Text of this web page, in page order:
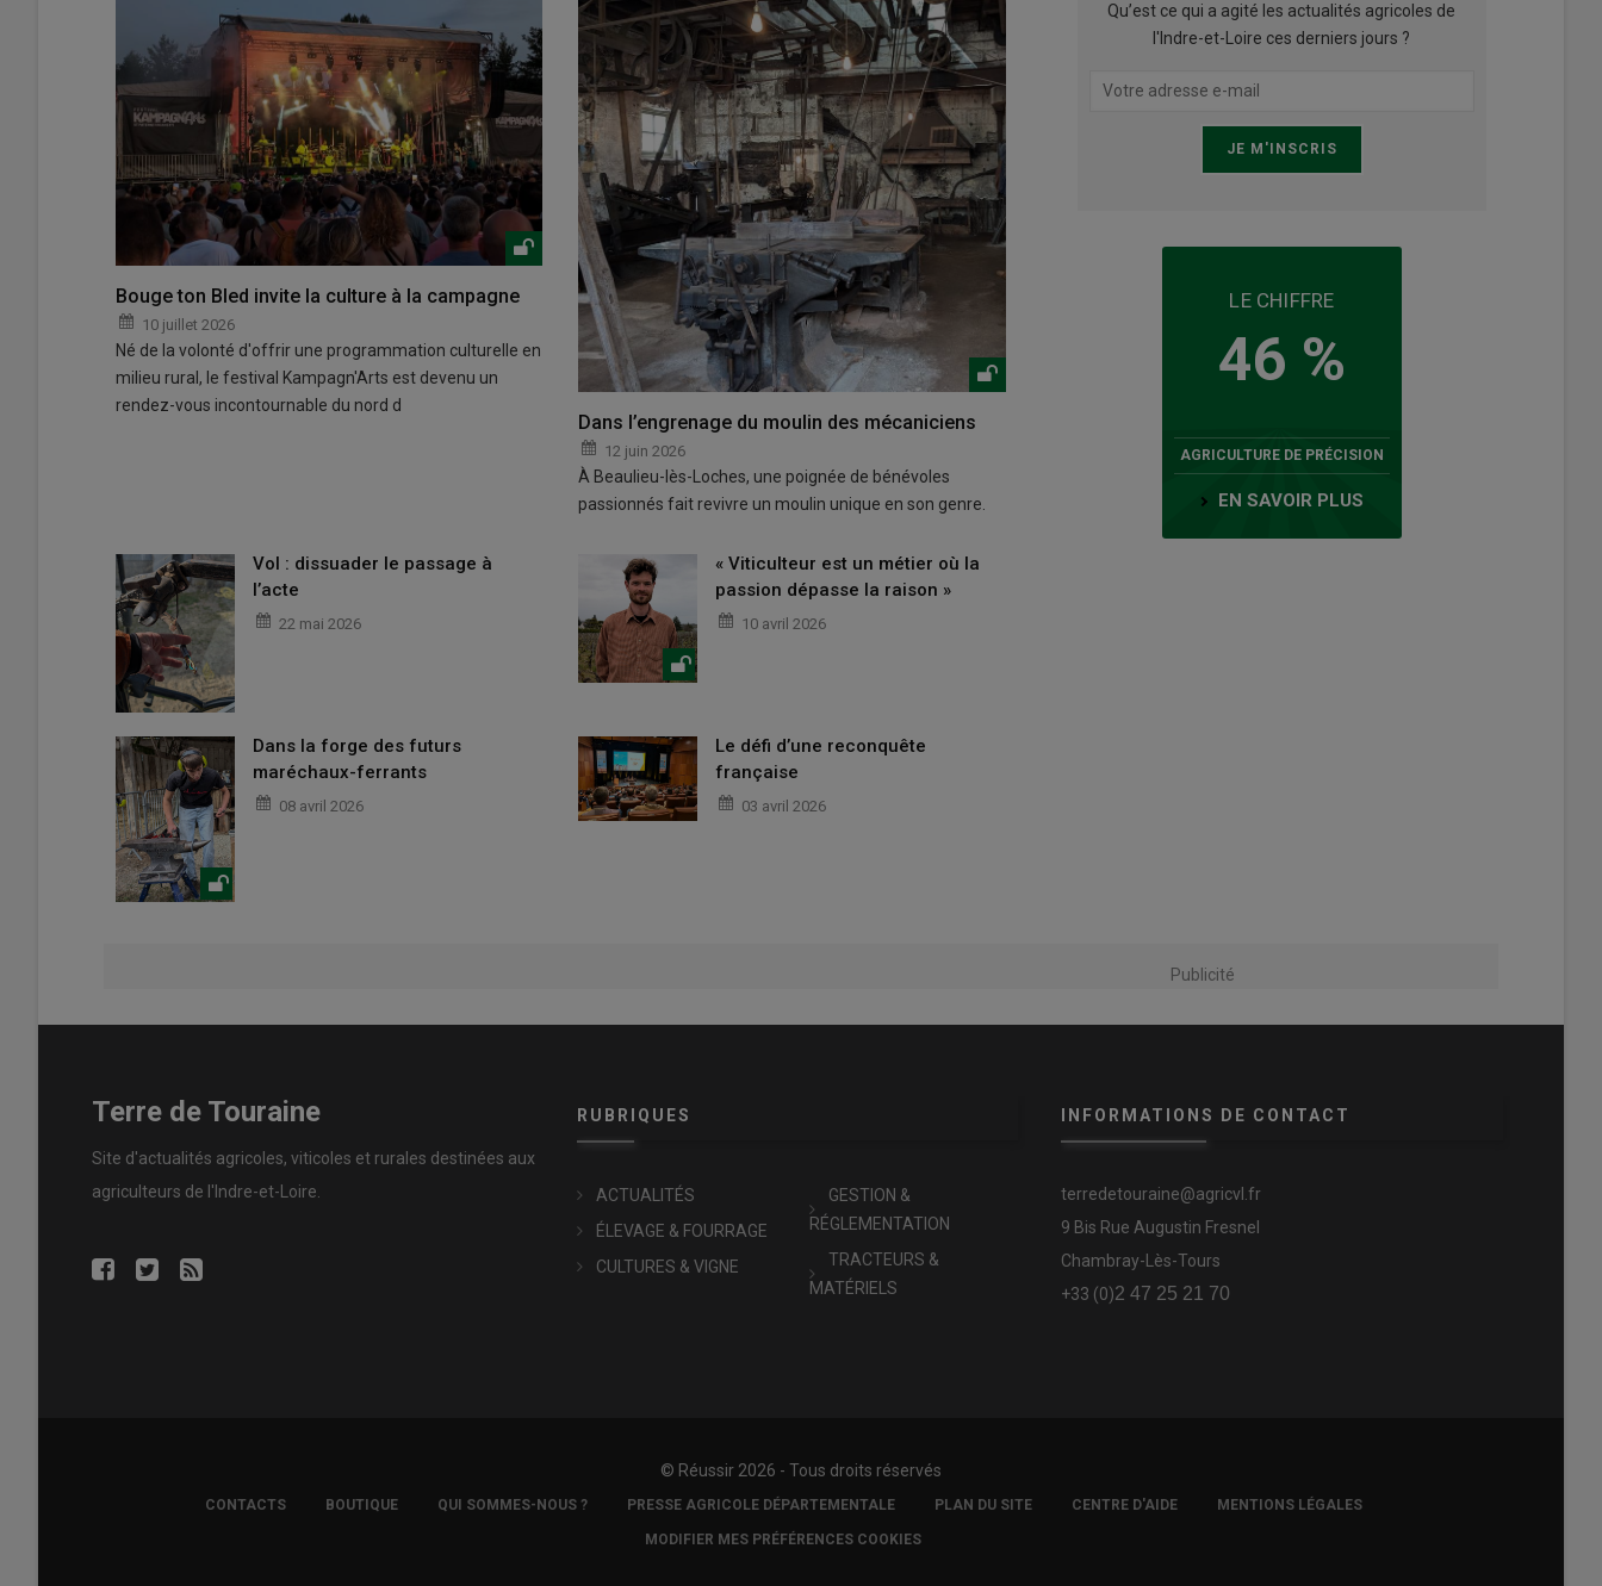
Bouge ton Bled invite la culture à la campagne
10 juillet 2026
Né de la volonté d'offrir une programmation culturelle en
milieu rural, le festival Kampagn'Arts est devenu un
rendez-vous incontournable du nord d
Dans l’engrenage du moulin des mécaniciens
12 juin 2026
À Beaulieu-lès-Loches, une poignée de bénévoles
passionnés fait revivre un moulin unique en son genre.
Vol : dissuader le passage à
l’acte
22 mai 2026
« Viticulteur est un métier où la
passion dépasse la raison »
10 avril 2026
Dans la forge des futurs
maréchaux-ferrants
08 avril 2026
Le défi d’une reconquête
française
03 avril 2026
Qu’est ce qui a agité les actualités agricoles de
l'Indre-et-Loire ces derniers jours ?
LE CHIFFRE
46 %
AGRICULTURE DE PRÉCISION
EN SAVOIR PLUS
Publicité
Terre de Touraine
Site d'actualités agricoles, viticoles et rurales destinées aux
agriculteurs de l'Indre-et-Loire.
RUBRIQUES
ACTUALITÉS
ÉLEVAGE & FOURRAGE
CULTURES & VIGNE
GESTION &
RÉGLEMENTATION
TRACTEURS &
MATÉRIELS
INFORMATIONS DE CONTACT
terredetouraine@agricvl.fr
9 Bis Rue Augustin Fresnel
Chambray-Lès-Tours
+33 (0)2 47 25 21 70
© Réussir 2026 - Tous droits réservés
COPYRIGHTCONTACTS BOUTIQUE QUI SOMMES-NOUS ? PRESSE AGRICOLE DÉPARTEMENTALE PLAN DU SITE CENTRE D'AIDE MENTIONS LÉGALES
MODIFIER MES PRÉFÉRENCES COOKIES